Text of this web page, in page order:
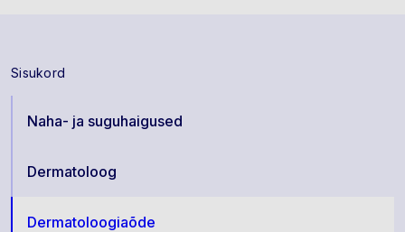
Sisukord
Naha- ja suguhaigused
Dermatoloog
Dermatoloogiaõde